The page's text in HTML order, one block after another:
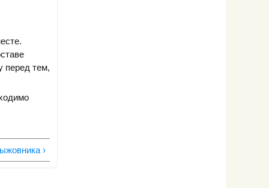
перед тем,
›